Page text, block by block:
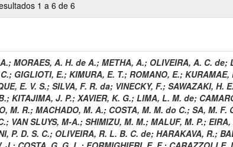
1 a 6 de 6
; MORAES, A. H. de A.; METHA, A.; OLIVEIRA, A. C. de;
; GIGLIOTI, E.; KIMURA, E. T.; ROMANO, E.; KURAMAE,
E. V. S.; SILVA, F. R. da; VINECKY, F.; SAWAZAKI, H. E.
; KITAJIMA, J. P.; XAVIER, K. G.; LIMA, L. M. de;
M. R.; MACHADO, M. A.; COSTA, M. M. do C.; SA, M. F.
; VAN SLUYS, M-A.; SHIMIZU, M. M.; MALUF, M. P.;
P. D. S. C.; OLIVEIRA, R. L. B. C. de; HARAKAVA, R.;